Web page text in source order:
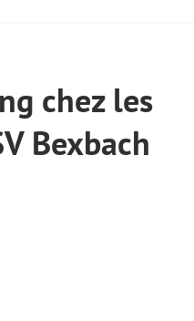
chez les
Bexbach